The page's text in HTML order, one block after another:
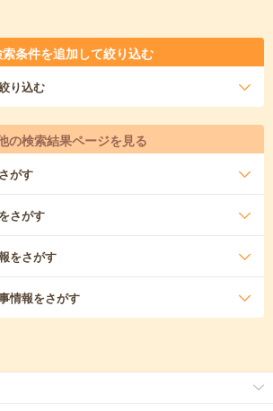
条件を追加して絞り込む
り込む
の検索結果ページを見る
がす
さがす
をさがす
情報をさがす